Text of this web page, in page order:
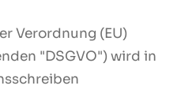
Verordnung (EU)
"DSGVO") wird in